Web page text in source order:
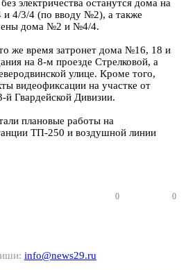
электричества останутся дома на
4/3/4 (по вводу №2), а также
дома №2 и №4/4.
же время затронет дома №16, 18 и
на 8-м проезде Стрелковой, а
улице. Кроме того,
видеофиксации на участке от
Гвардейской Дивизии.
плановые работы на
ТП-250 и воздушной линии
0 0
info@news29.ru